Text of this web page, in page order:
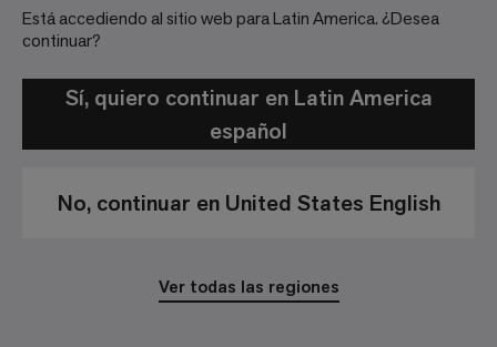
Está accediendo al sitio web para Latin America. ¿Desea
continuar?
Sí, quiero continuar en Latin America
español
No, continuar en United States English
Ver todas las regiones
Política de Privacidad
Aviso Legal
© 2026 Interface, Inc. All rights reserved.